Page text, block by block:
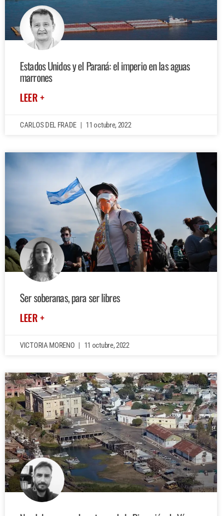
Estados Unidos y el Paraná: el imperio en las aguas
marrones
LEER +
CARLOS DEL FRADE 11 octubre, 2022
Ser soberanas, para ser libres
LEER +
VICTORIA MORENO 11 octubre, 2022